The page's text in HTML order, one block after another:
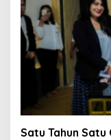
Satu Tahun